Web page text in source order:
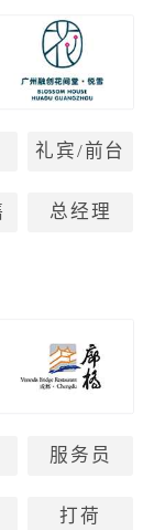
礼宾/前台
总经理
服务员
打荷